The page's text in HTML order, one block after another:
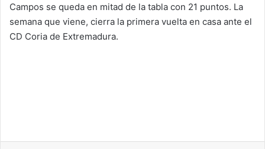
Campos se queda en mitad de la tabla con 21 puntos. La
semana que viene, cierra la primera vuelta en casa ante el
CD Coria de Extremadura.